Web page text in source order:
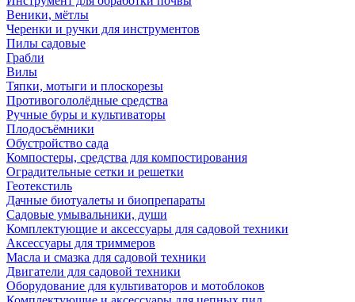
Веники, мётлы
Черенки и ручки для инструментов
Пилы садовые
Грабли
Вилы
Тяпки, мотыги и плоскорезы
Противогололёдные средства
Ручные буры и культиваторы
Плодосъёмники
Обустройство сада
Компостеры, средства для компостирования
Оградительные сетки и решетки
Геотекстиль
Дачные биотуалеты и биопрепараты
Садовые умывальники, души
Комплектующие и аксессуары для садовой техники
Аксессуары для триммеров
Масла и смазка для садовой техники
Двигатели для садовой техники
Оборудование для культиваторов и мотоблоков